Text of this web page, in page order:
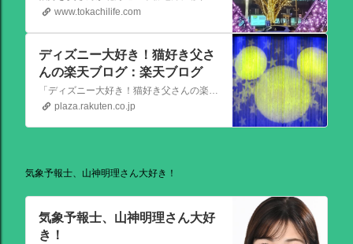
www.tokachilife.com
ディズニー大好き！猫好き父さ
んの楽天ブログ：楽天ブログ
「ディズニー大好き！猫好き父さんの楽天ブログ」にようこそ！ いろんなブログサービスが廃止になるなか満を持して楽天ブログをはじめようと思います。 よろしくお願いいたします。
plaza.rakuten.co.jp
気象予報士、山神明理さん大好き！
気象予報士、山神明理さん大好
き！